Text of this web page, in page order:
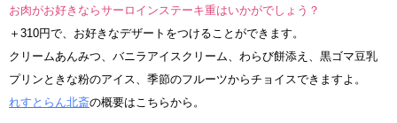
お肉がお好きならサーロインステーキ重はいかがでしょう？
＋310円で、お好きなデザートをつけることができます。
クリームあんみつ、バニラアイスクリーム、わらび餅添え、黒ゴマ豆乳
プリンときな粉のアイス、季節のフルーツからチョイスできますよ。
れすとらん北斎の概要はこちらから。